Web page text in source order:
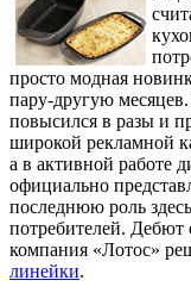
просто модная
пару-другую
повысился в разы и
широкой рекламной
а в активной работе
официально
последнюю роль
потребителей. Дебют
компания «Лотос»
линейки.